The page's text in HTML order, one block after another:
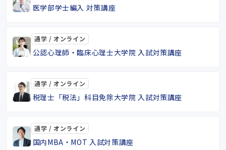
医学部学士編入 対策講座
通学 / オンライン
公認心理師・臨床心理士大学院 入試対策講座
通学 / オンライン
税理士「税法」科目免除大学院 入試対策講座
通学 / オンライン
国内MBA・MOT 入試対策講座